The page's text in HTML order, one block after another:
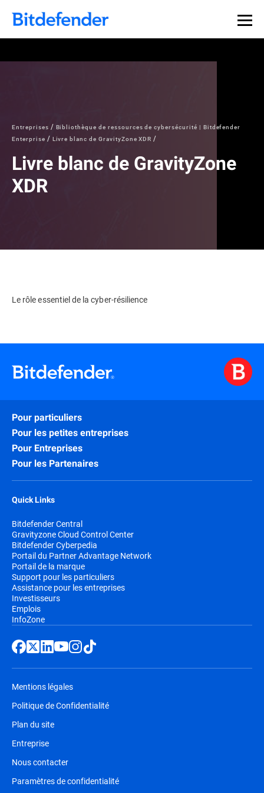
Souveraineté des données en cybersécurité : webinaire
en direct, le 30 juillet .Inscrivez-vous >>
Entreprises
Bibliothèque de ressources de cybersécurité | Bitdefender
Enterprise
Livre blanc de GravityZone XDR
Livre blanc de GravityZone
XDR
Le rôle essentiel de la cyber-résilience
Pour particuliers
Pour les petites entreprises
Pour Entreprises
Pour les Partenaires
Quick Links
Bitdefender Central
Gravityzone Cloud Control Center
Bitdefender Cyberpedia
Portail du Partner Advantage Network
Portail de la marque
Support pour les particuliers
Assistance pour les entreprises
Investisseurs
Emplois
InfoZone
Mentions légales
Politique de Confidentialité
Plan du site
Entreprise
Nous contacter
Paramètres de confidentialité